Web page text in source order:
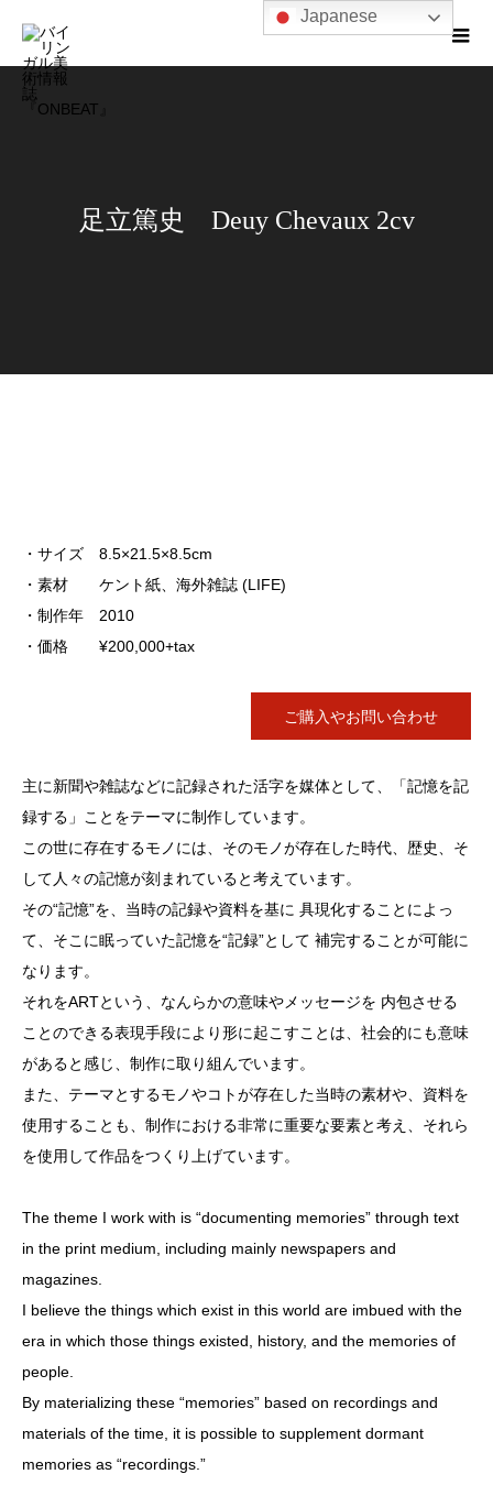
足立篤史 Deuy Chevaux 2cv
・サイズ 8.5×21.5×8.5cm
・素材 ケント紙、海外雑誌 (LIFE)
・制作年 2010
・価格 ¥200,000+tax
ご購入やお問い合わせ
主に新聞や雑誌などに記録された活字を媒体として、「記憶を記
録する」ことをテーマに制作しています。
この世に存在するモノには、そのモノが存在した時代、歴史、そ
して人々の記憶が刻まれていると考えています。
その“記憶”を、当時の記録や資料を基に 具現化することによっ
て、そこに眠っていた記憶を“記録”として 補完することが可能に
なります。
それをARTという、なんらかの意味やメッセージを 内包させる
ことのできる表現手段により形に起こすことは、社会的にも意味
があると感じ、制作に取り組んでいます。
また、テーマとするモノやコトが存在した当時の素材や、資料を
使用することも、制作における非常に重要な要素と考え、それら
を使用して作品をつくり上げています。
The theme I work with is “documenting memories” through text
in the print medium, including mainly newspapers and
magazines.
I believe the things which exist in this world are imbued with the
era in which those things existed, history, and the memories of
people.
By materializing these “memories” based on recordings and
materials of the time, it is possible to supplement dormant
memories as “recordings.”
Japanese